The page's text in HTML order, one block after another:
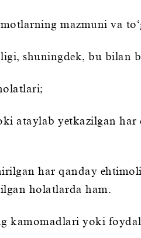
mazmuni va
shuningdek, bu bilan
ataylab yetkazilgan har
har qanday
holatlarda ham.
kamomadlari yoki